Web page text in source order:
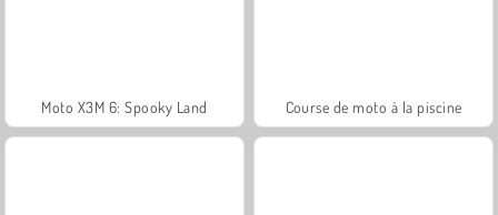
Moto X3M 6: Spooky Land Course de moto à la piscine